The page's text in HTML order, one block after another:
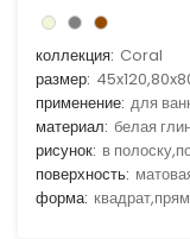
коллекция: Coral
размер:
применение: для
материал: белая
рисунок: в
поверхность:
форма: